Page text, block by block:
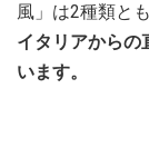
風」は2種類と
イタリアからの
います。